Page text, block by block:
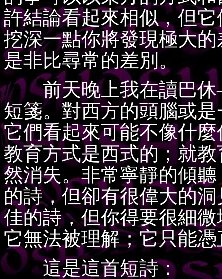
許結論看起來相似，但
挖深一點你將發現極大
是非比尋常的差別。
前天晚上我在讀巴休
短箋。對西方的頭腦或
它們看起來可能不像什
教育方式是西式的；就
然消失。非常寧靜的傾
的詩，但卻有很偉大的
佳的詩，但你得要很細
它無法被理解；它只能
這是這首短詩：